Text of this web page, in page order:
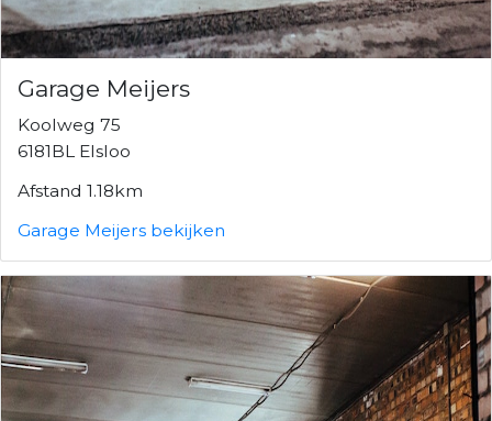
Garage Meijers
Koolweg 75
6181BL Elsloo
Afstand 1.18km
Garage Meijers bekijken